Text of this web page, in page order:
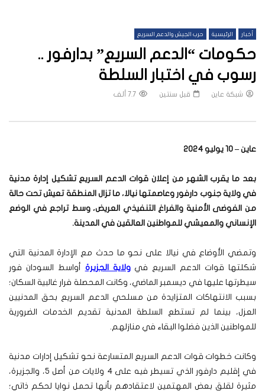
أخبار الرئيسية حرب الجيش والدعم السريع
حكومات “الدعم السريع” بدارفور ..
رسوب في اختبار السلطة
شبكة عاين قبل سنتين 7.7 ألف
عاين – 10 يوليو 2024
بعد ما يقرب الشهر من إعلان قوات الدعم السريع تشكيل إدارة مدنية
في ولاية جنوب دارفور وعاصمتها نيالا، ما تزال المنطقة تعيش تحت حالة
من الفوضى الأمنية والفراغ التنفيذي العريض، وسط تراجع في الوضع
الإنساني والمعيشي للمواطنين العالقين في المدينة.
وتمضي الأوضاع في نيالا على نحو ما حدث مع الإدارة المدنية التي
شكلتها قوات الدعم السريع فيولاية الجزيرة أواسط السودان فور
سيطرتها عليها في ديسمبر الماضي، وكانت المحصلة فرار غالبية السكان؛
بسبب الانتهاكات المتزايدة من مسلحي الدعم السريع بحق المدنيين
العزل، بينما لم تستطع السلطة المدنية تقديم الخدمات الضرورية
للمواطنين الذين فضلوا البقاء في منازلهم.
وكانت خطوات قوات الدعم السريع المتسارعة نحو تشكيل إدارات مدنية
في إقليم دارفور الذي تسيطر فيه على 4 ولايات من أصل 5، والجزيرة،
مثيرة لقلق بعض المهتمين لاعتقادهم بأنها تحمل نوايا لحكم ذاتي؛